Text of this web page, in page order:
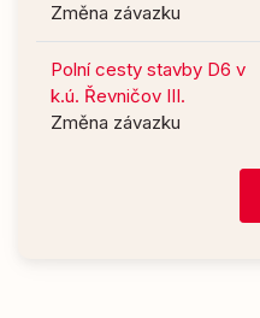
Změna závazku
Polní cesty stavby D6 v
k.ú. Řevničov III.
Změna závazku